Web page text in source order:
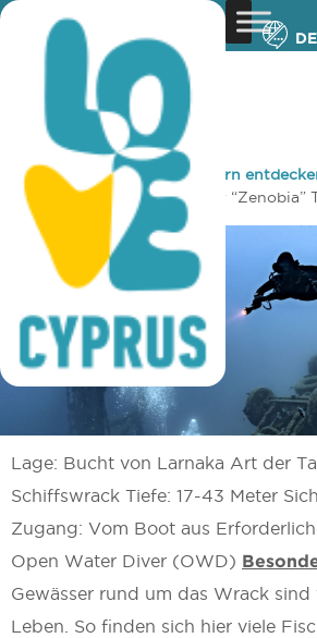
DE
You are here: Home »Zypern
» Tauchen » Das Wrack der “Zenobia”
Lage: Bucht von Larnaka Art der
Schiffswrack Tiefe: 17-43 Meter
Zugang: Vom Boot aus
Open Water Diver (OWD)
Gewässer rund um das Wrack
Leben. So finden sich hier viele